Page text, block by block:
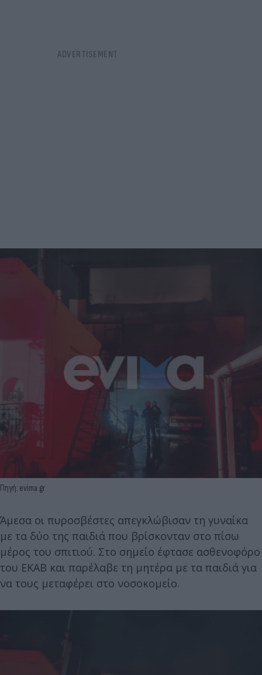
Πηγή: evima.gr
Άμεσα οι πυροσβέστες απεγκλώβισαν τη γυναίκα
με τα δύο της παιδιά που βρίσκονταν στο πίσω
μέρος του σπιτιού. Στο σημείο έφτασε ασθενοφόρο
του ΕΚΑΒ και παρέλαβε τη μητέρα με τα παιδιά για
να τους μεταφέρει στο νοσοκομείο.